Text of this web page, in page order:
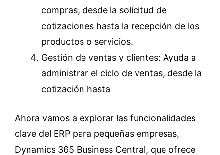
compras, desde la solicitud de
cotizaciones hasta la recepción de los
productos o servicios.
Gestión de ventas y clientes: Ayuda a
administrar el ciclo de ventas, desde la
cotización hasta
Ahora vamos a explorar las funcionalidades
clave del ERP para pequeñas empresas,
Dynamics 365 Business Central, que ofrece